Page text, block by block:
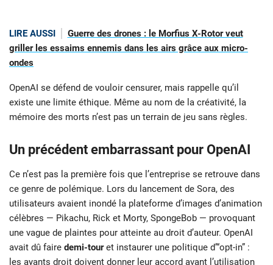
LIRE AUSSI
Guerre des drones : le Morfius X-Rotor veut
griller les essaims ennemis dans les airs grâce aux micro-
ondes
OpenAI se défend de vouloir censurer, mais rappelle qu’il
existe une limite éthique. Même au nom de la créativité, la
mémoire des morts n’est pas un terrain de jeu sans règles.
Un précédent embarrassant pour OpenAI
Ce n’est pas la première fois que l’entreprise se retrouve dans
ce genre de polémique. Lors du lancement de Sora, des
utilisateurs avaient inondé la plateforme d’images d’animation
célèbres — Pikachu, Rick et Morty, SpongeBob — provoquant
une vague de plaintes pour atteinte au droit d’auteur. OpenAI
avait dû faire demi-touret instaurer une politique d’“opt-in” :
les ayants droit doivent donner leur accord avant l’utilisation